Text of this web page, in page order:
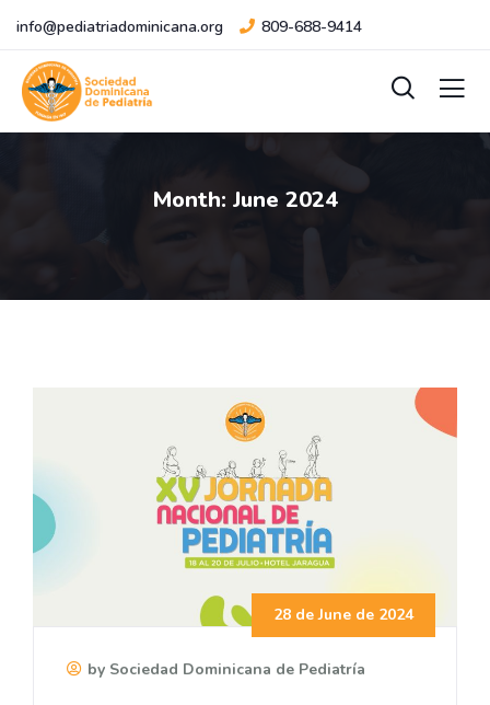
info@pediatriadominicana.org 809-688-9414
Month: June 2024
28 de June de 2024
by Sociedad Dominicana de Pediatría